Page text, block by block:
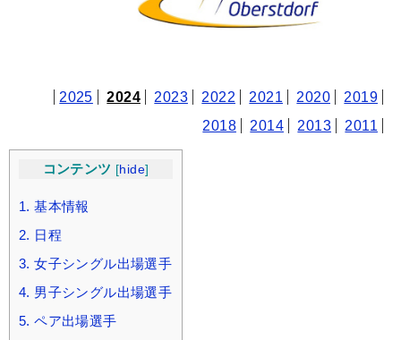
2025 2024 2023 2022 2021 2020
2019
2018
2014 2013 2011
コンテンツ [hide]
1. 基本情報
2. 日程
3. 女子シングル出場選手
4. 男子シングル出場選手
5. ペア出場選手